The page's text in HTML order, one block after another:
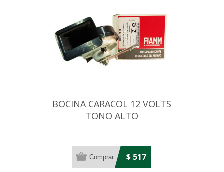
BOCINA CARACOL 12 VOLTS
TONO ALTO
$ 517